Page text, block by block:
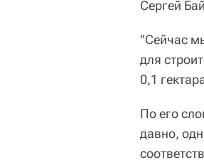
Сергей
"Сейчас
для
0,1
По его
давно,